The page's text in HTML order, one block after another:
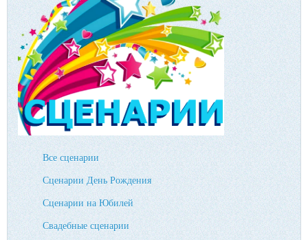
Все сценарии
Сценарии День Рождения
Сценарии на Юбилей
Свадебные сценарии